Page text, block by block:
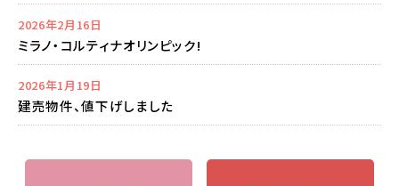
2026年2月16日
ミラノ・コルティナオリンピック!
2026年1月19日
建売物件、値下げしました